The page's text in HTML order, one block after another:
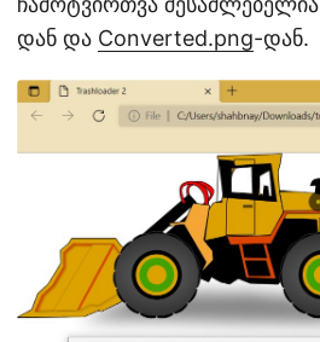
დან და Converted.png-დან.